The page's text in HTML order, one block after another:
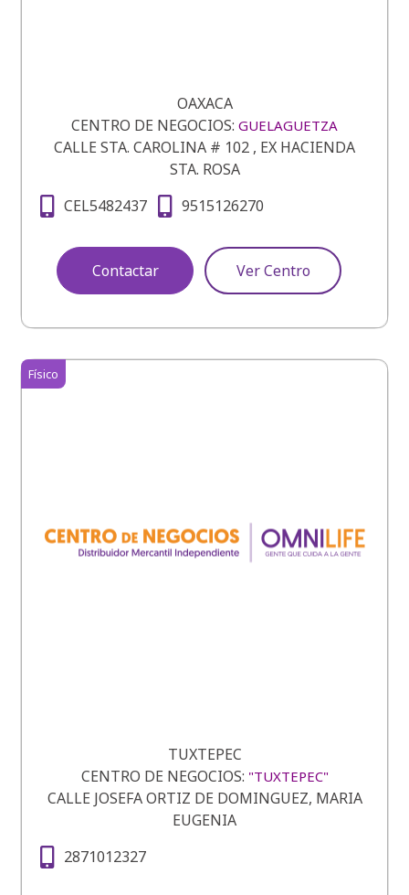
OAXACA
CENTRO DE NEGOCIOS: GUELAGUETZA
CALLE STA. CAROLINA # 102 , EX HACIENDA
STA. ROSA
CEL5482437
9515126270
Contactar Ver Centro
TUXTEPEC
Físico
CENTRO DE NEGOCIOS: "TUXTEPEC"
CALLE JOSEFA ORTIZ DE DOMINGUEZ, MARIA
EUGENIA
2871012327